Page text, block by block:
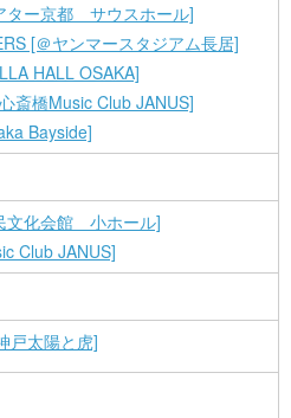
ター京都 サウスホール]
[＠ヤンマースタジアム長居]
HALL OSAKA]
斎橋Music Club JANUS]
Bayside]
文化会館 小ホール]
Club JANUS]
戸太陽と虎]